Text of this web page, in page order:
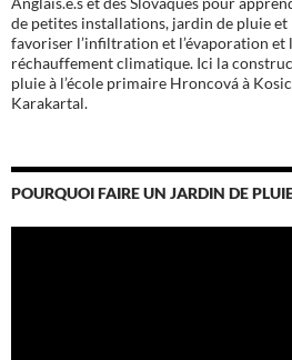
de petites installations, jardin de pluie et
favoriser l’infiltration et l’évaporation
réchauffement climatique. Ici la
pluie à l’école primaire Hroncová à
Karakartal.
POURQUOI FAIRE UN JARDIN DE